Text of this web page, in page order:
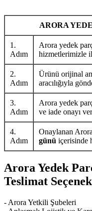
ARORA
1.
Adım
Arora yedek
hizmetlerimizle
2.
Adım
Ürünü orijinal
aracılığıyla
3.
Adım
Arora yedek
ve iade onayı
4.
Adım
Onaylanan
günü içerisinde
Arora Yedek
Teslimat
- Arora Yetkili Şubeleri